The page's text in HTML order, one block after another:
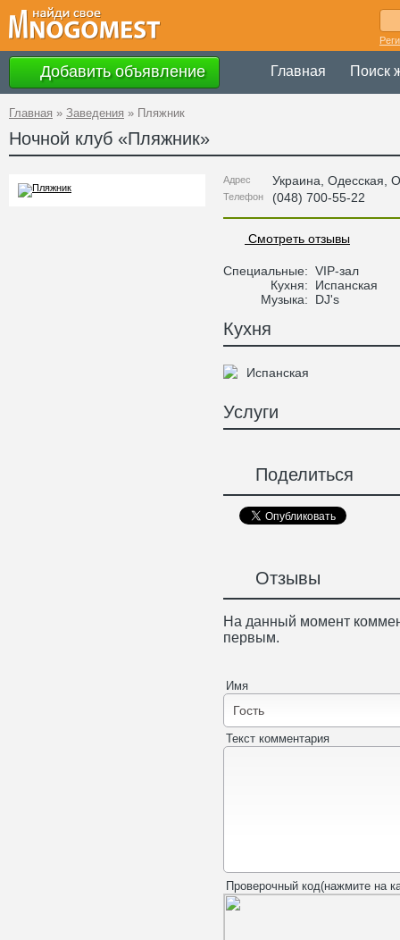
Добавить объявление Главная Поиск
Главная » Заведения » Пляжник
Ночной клуб «Пляжник»
Адрес Украина Одесская ,
Телефон (048) 700-55-22
Смотреть отзывы
Специальные: VIP-зал
Кухня:
Испанская
Музыка:
DJ's
Кухня
Испанская
Услуги
Поделиться
Отзывы
На данный момент
первым.
Имя
Текст комментария
Проверочный код(нажмите на